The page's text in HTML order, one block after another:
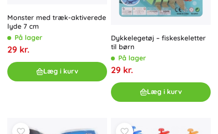
Monster med træk-aktiverede
lyde 7 cm
På lager
29 kr.
Læg i kurv
Dykkelegetøj – fiskeskeletter
til børn
På lager
29 kr.
Læg i kurv